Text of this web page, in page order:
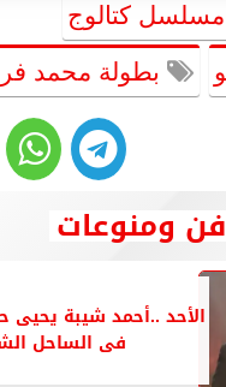
مسلسل كتالوج
بطولة محمد
فن ومنوعات
الأحد ..أحمد شيبة يحيى
فى الساحل